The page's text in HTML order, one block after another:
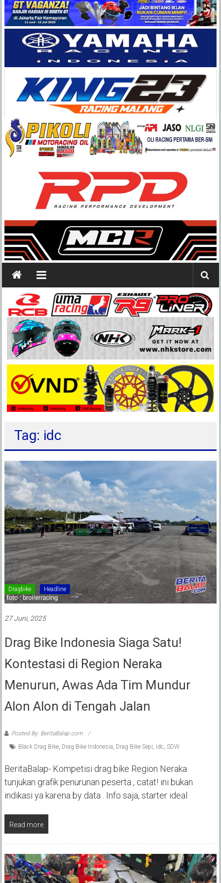
Balap
Paling
Lengkap
Tag: idc
Dragbike Headline
27 Juni, 2025
Drag Bike Indonesia Siaga Satu!
Kontestasi di Region Neraka
Menurun, Awas Ada Tim Mundur
Alon Alon di Tengah Jalan
Posted By: BeritaBalap.com
Black Drag Bike, Drag Bike Indonesia Drag Bike Sepi idc SDW
BeritaBalap- Kompetisi drag bike Region Neraka
tunjukan grafik penurunan peserta , catat! ini bukan
indikasi ya karena by data . Info saja, starter ideal
Read more